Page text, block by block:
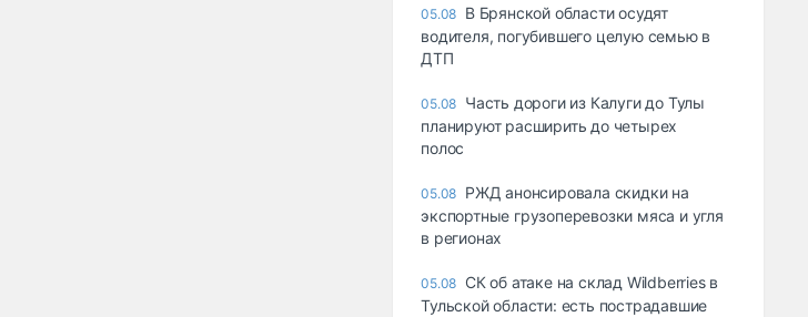
05.08 В Брянской области осудят
водителя, погубившего целую семью в
ДТП
05.08 Часть дороги из Калуги до Тулы
планируют расширить до четырех
полос
05.08 РЖД анонсировала скидки на
экспортные грузоперевозки мяса и угля
в регионах
05.08 СК об атаке на склад Wildberries в
Тульской области: есть пострадавшие